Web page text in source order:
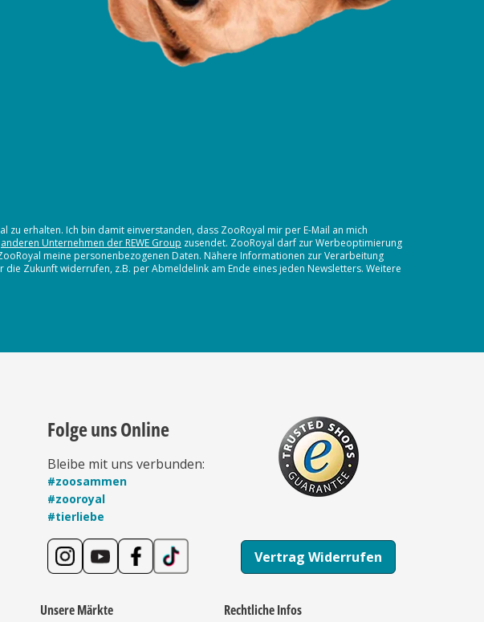
zu erhalten. Ich bin damit einverstanden, dass ZooRoyal mir per E-Mail an mich
anderen Unternehmen der REWE Group zusendet. ZooRoyal darf zur Werbeoptimierung
meine personenbezogenen Daten. Nähere Informationen zur Verarbeitung
Zukunft widerrufen, z.B. per Abmeldelink am Ende eines jeden Newsletters. Weitere
Folge uns Online
Bleibe mit uns verbunden:
#zoosammen
#zooroyal
#tierliebe
Vertrag Widerrufen
Unsere Märkte Rechtliche Infos